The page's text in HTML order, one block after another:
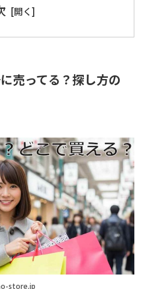
売ってる？探し方の
store.jp